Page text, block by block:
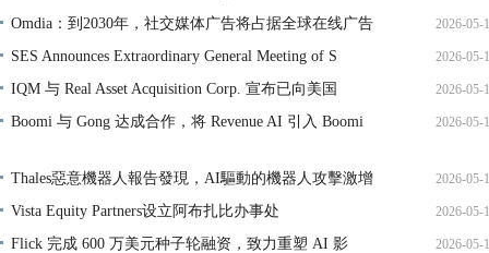
Omdia：到2030年，社交媒体广告将占据全球在线广告 2026-05-
SES Announces Extraordinary General Meeting of S 2026-05-
IQM 与 Real Asset Acquisition Corp. 宣布已向美国 2026-05-
Boomi 与 Gong 达成合作，将 Revenue AI 引入 Boomi 2026-05-
Thales惡意機器人報告發現，AI驅動的機器人攻擊激增 2026-05-
Vista Equity Partners设立阿布扎比办事处 2026-05-
Flick 完成 600 万美元种子轮融资，致力重塑 AI 影 2026-05-